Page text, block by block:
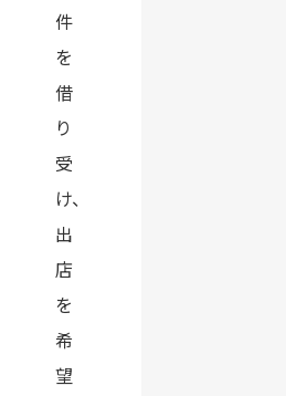
件
を
借
り
受
け、
出
店
を
希
望